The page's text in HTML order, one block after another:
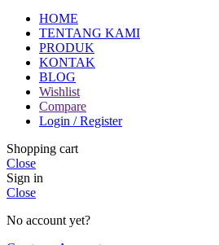
HOME
TENTANG KAMI
PRODUK
KONTAK
BLOG
Wishlist
Compare
Login / Register
Shopping cart
Close
Sign in
Close
No account yet?